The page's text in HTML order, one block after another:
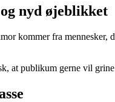
nyd øjeblikket
kommer fra
at publikum gerne vil